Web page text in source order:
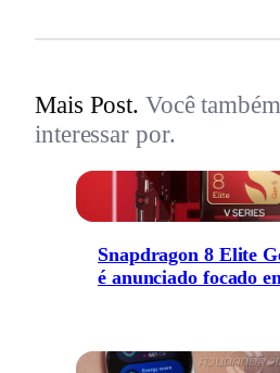
Mais Post. Você
interessar por.
Snapdragon 8 Elite
é anunciado focado